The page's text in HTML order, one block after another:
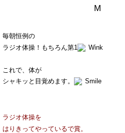
毎朝恒例の
ラジオ体操！もちろん第1
これで、体が
シャキッと目覚めます。
ラジオ体操を
はりきってやっているで賞。